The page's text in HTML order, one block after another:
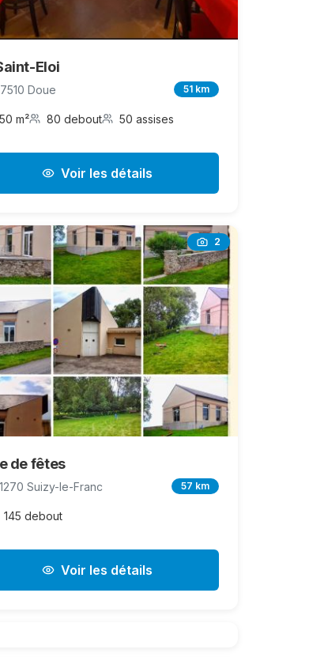
Eloi
Doue 51 km
m² 80 debout 50 assises
Voir les détails
2
de fêtes
Suizy-le-Franc 57 km
145 debout
Voir les détails